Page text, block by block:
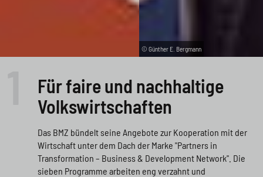
Für faire und nachhaltige
Volkswirtschaften
Das BMZ bündelt seine Angebote zur Kooperation mit der
Wirtschaft unter dem Dach der Marke "Partners in
Transformation – Business & Development Network". Die
sieben Programme arbeiten eng verzahnt und
© Günther E. Bergmann
© Günther E. Bergmann
© iStock/FreshSplash
© Unsplash/Matt Halls
© Unsplash/Rohan Reddy